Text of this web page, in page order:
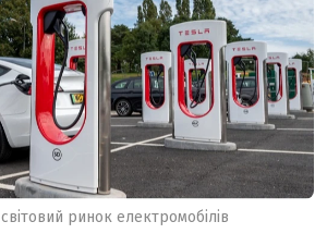
ринок електромобілів